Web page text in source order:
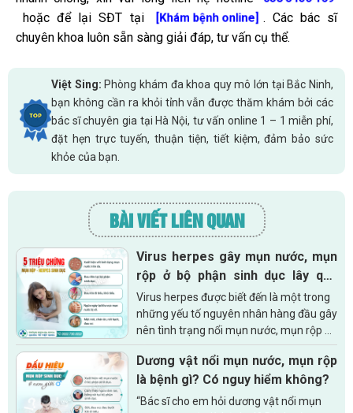
hoặc để lại SĐT tại [Khám bệnh online] . Các bác sĩ
chuyên khoa luôn sẵn sàng giải đáp, tư vấn cụ thể.
Việt Sing: Phòng khám đa khoa quy mô lớn tại Bắc Ninh,
bạn không cần ra khỏi tỉnh vẫn được thăm khám bởi các
bác sĩ chuyên gia tại Hà Nội, tư vấn online 1 – 1 miễn phí,
đặt hẹn trực tuyến, thuận tiện, tiết kiệm, đảm bảo sức
khỏe của bạn.
BÀI VIẾT LIÊN QUAN
Virus herpes gây mụn nước, mụn
rộp ở bộ phận sinh dục lây qua
những đường nào?
Virus herpes được biết đến là một trong
những yếu tố nguyên nhân hàng đầu gây
nên tình trạng nổi mụn nước, mụn rộp ở
bộ phận sinh dục ở cả nam lẫn nữ. Theo
nghiên cứu, có rất nhiều...
Dương vật nổi mụn nước, mụn rộp
là bệnh gì? Có nguy hiểm không?
“Bác sĩ cho em hỏi dương vật nổi mụn